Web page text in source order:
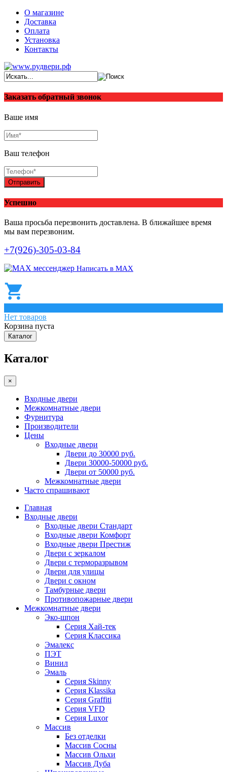
О магазине
Доставка
Оплата
Установка
Контакты
Заказать обратный звонок
Ваше имя
Ваш телефон
Отправить
Успешно
Ваша просьба перезвонить доставлена. В ближайшее время
мы вам перезвоним.
+7(926)-305-03-84
Написать в МАХ
Нет товаров
Корзина пуста
Каталог
Каталог
×
Входные двери
Межкомнатные двери
Фурнитура
Производители
Цены
Входные двери
Двери до 30000 руб.
Двери 30000-50000 руб.
Двери от 50000 руб.
Межкомнатные двери
Часто спрашивают
Главная
Входные двери
Входные двери Стандарт
Входные двери Комфорт
Входные двери Престиж
Двери с зеркалом
Двери с терморазрывом
Двери для улицы
Двери с окном
Тамбурные двери
Противопожарные двери
Межкомнатные двери
Эко-шпон
Серия Хай-тек
Серия Классика
Эмалекс
ПЭТ
Винил
Эмаль
Серия Skinny
Серия Klassika
Серия Graffiti
Серия VFD
Серия Luxor
Массив
Без отделки
Массив Сосны
Массив Ольхи
Массив Дуба